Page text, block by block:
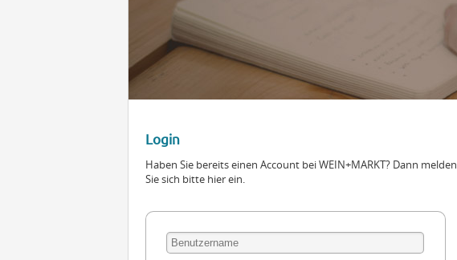
Login
Haben Sie bereits einen Account bei WEIN+MARKT? Dann melden
Sie sich bitte hier ein.